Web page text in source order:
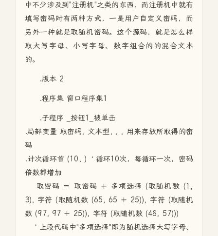
中不少涉及到"注册机"之类的东西，而注册机中就有
填写密码时有两种方式，一是用户自定义密码，而
另外一种就是取随机密码。这个源码，就是怎么样
取大写字母、小写字母、数字组合的的混合文本
的。
.版本 2
.程序集 窗口程序集1
.子程序 _按钮1_被单击
.局部变量 取密码, 文本型, , , 用来存放所取得的密
码
.计次循环首 (10, ) ‘ 循环10次，每循环一次，密码
倍数都增加
取密码 ＝ 取密码 ＋ 多项选择 (取随机数 (1,
3), 字符 (取随机数 (65, 65 ＋ 25)), 字符 (取随机
数 (97, 97 ＋ 25)), 字符 (取随机数 (48, 57)))
‘ 上段代码中"多项选择"即为随机选择大写字母、